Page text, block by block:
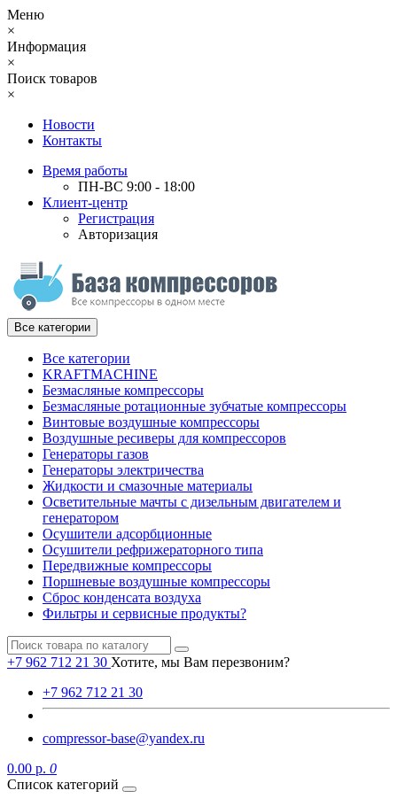
Меню
×
Информация
×
Поиск товаров
×
Новости
Контакты
Время работы
ПН-ВС 9:00 - 18:00
Клиент-центр
Регистрация
Авторизация
Все категории
Все категории
KRAFTMACHINE
Безмасляные компрессоры
Безмасляные ротационные зубчатые компрессоры
Винтовые воздушные компрессоры
Воздушные ресиверы для компрессоров
Генераторы газов
Генераторы электричества
Жидкости и смазочные материалы
Осветительные мачты с дизельным двигателем и
генератором
Осушители адсорбционные
Осушители рефрижераторного типа
Передвижные компрессоры
Поршневые воздушные компрессоры
Сброс конденсата воздуха
Фильтры и сервисные продукты?
+7 962 712 21 30 Хотите, мы Вам перезвоним?
+7 962 712 21 30
compressor-base@yandex.ru
0.00 р. 0
Список категорий